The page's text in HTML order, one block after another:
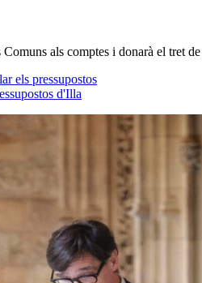
als comptes i donarà el tret
els pressupostos
d'Illa